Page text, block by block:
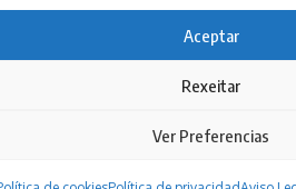
Aceptar
Rexeitar
Ver Preferencias